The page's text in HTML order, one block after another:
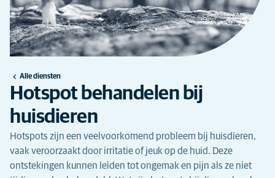
Alle diensten
Hotspot behandelen bij
huisdieren
Hotspots zijn een veelvoorkomend probleem bij huisdieren,
vaak veroorzaakt door irritatie of jeuk op de huid. Deze
ontstekingen kunnen leiden tot ongemak en pijn als ze niet